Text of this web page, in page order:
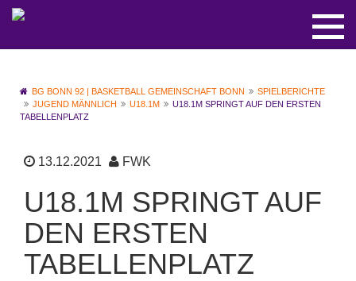
BG BONN 92 | BASKETBALL GEMEINSCHAFT BONN
SPIELBERICHTE
JUGEND MÄNNLICH
U18.1M
U18.1M SPRINGT AUF DEN ERSTEN
TABELLENPLATZ
13.12.2021 FWK
U18.1M SPRINGT AUF
DEN ERSTEN
TABELLENPLATZ